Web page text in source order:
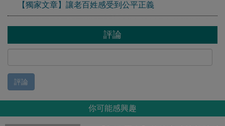
【獨家文章】讓老百姓感受到公平正義
評論
評論
你可能感興趣